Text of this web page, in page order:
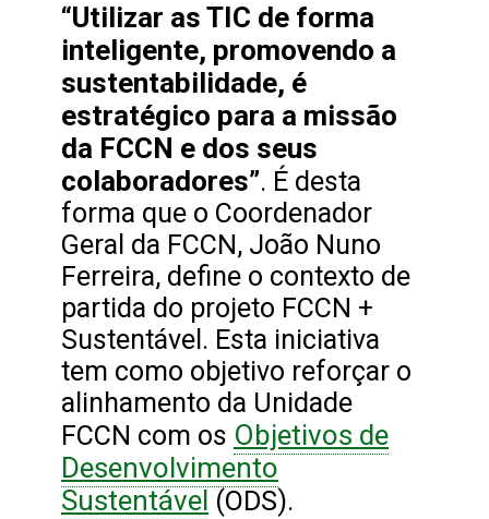
“Utilizar as TIC de forma
inteligente, promovendo a
sustentabilidade, é
estratégico para a missão
da FCCN e dos seus
colaboradores”. É desta
forma que o Coordenador
Geral da FCCN, João Nuno
Ferreira, define o contexto de
partida do projeto FCCN +
Sustentável. Esta iniciativa
tem como objetivo reforçar o
alinhamento da Unidade
FCCN com os Objetivos de
Desenvolvimento
Sustentável (ODS).